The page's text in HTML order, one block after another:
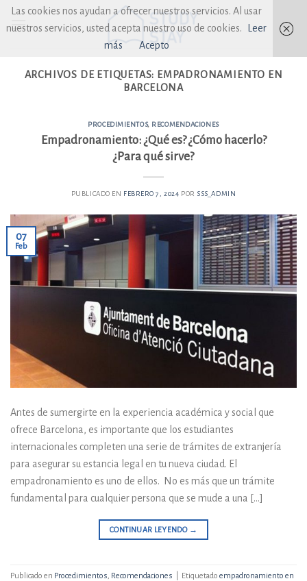
Skip
to
ARCHIVOS DE ETIQUETAS: EMPADRONAMIENTO EN
BARCELONA
PROCEDIMIENTOS, RECOMENDACIONES
Empadronamiento: ¿Qué es? ¿Cómo hacerlo?
¿Para qué sirve?
PUBLICADO EN FEBRERO 7, 2024 POR SSS_ADMIN
07
Feb
Antes de sumergirte en la experiencia académica y social que
ofrece Barcelona, es importante que los estudiantes
internacionales completen una serie de trámites de extranjería
para asegurar su estancia legal en tu nueva ciudad. El
empadronamiento es uno de ellos. No es más que un trámite
fundamental para cualquier persona que se mude a una […]
CONTINUAR LEYENDO →
Publicado en Procedimientos, Recomendaciones Etiquetado empadronamiento en
Las cookies nos ayudan a ofrecer nuestros servicios. Al usar
nuestros servicios, usted acepta nuestro uso de cookies.
Leer
más
Acepto